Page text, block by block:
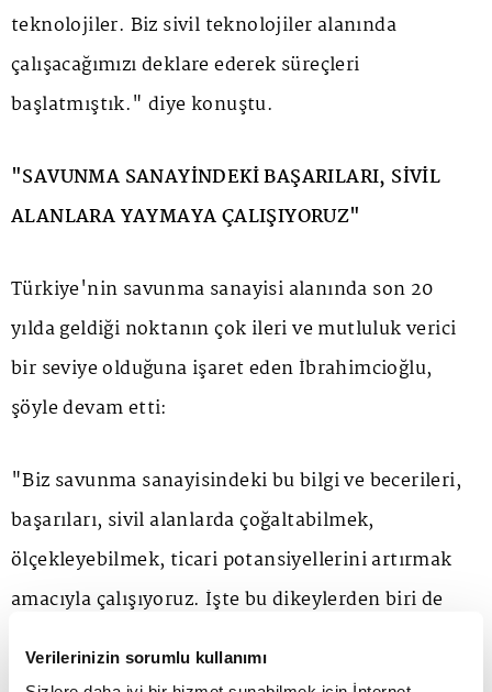
Verilerinizin sorumlu kullanımı
teknolojiler. Biz sivil teknolojiler alanında
çalışacağımızı deklare ederek süreçleri
başlatmıştık." diye konuştu.
"SAVUNMA SANAYİNDEKİ BAŞARILARI, SİVİL
ALANLARA YAYMAYA ÇALIŞIYORUZ"
Türkiye'nin savunma sanayisi alanında son 20
yılda geldiği noktanın çok ileri ve mutluluk verici
bir seviye olduğuna işaret eden İbrahimcioğlu,
şöyle devam etti:
"Biz savunma sanayisindeki bu bilgi ve becerileri,
başarıları, sivil alanlarda çoğaltabilmek,
ölçekleyebilmek, ticari potansiyellerini artırmak
amacıyla çalışıyoruz. İşte bu dikeylerden biri de
hem de uçan araba AirCar'la birlikte çift başlıklı bir